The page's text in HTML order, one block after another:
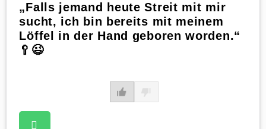
„Falls jemand heute Streit mit mir
sucht, ich bin bereits mit meinem
Löffel in der Hand geboren worden.“
🥄😉